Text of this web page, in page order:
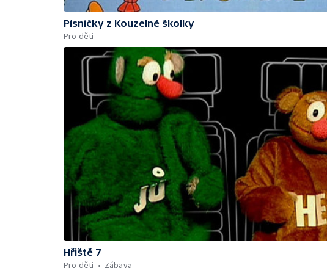
Písničky z Kouzelné školky
Pro děti
Hřiště 7
Pro děti
Zábava